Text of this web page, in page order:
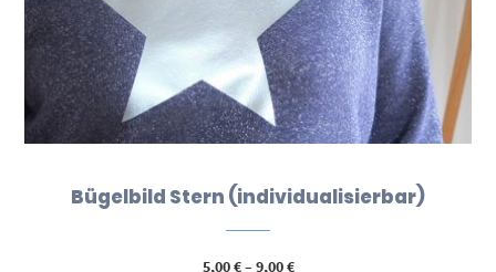
Bügelbild Stern (individualisierbar)
5,00€–9,00€Preisspanne: